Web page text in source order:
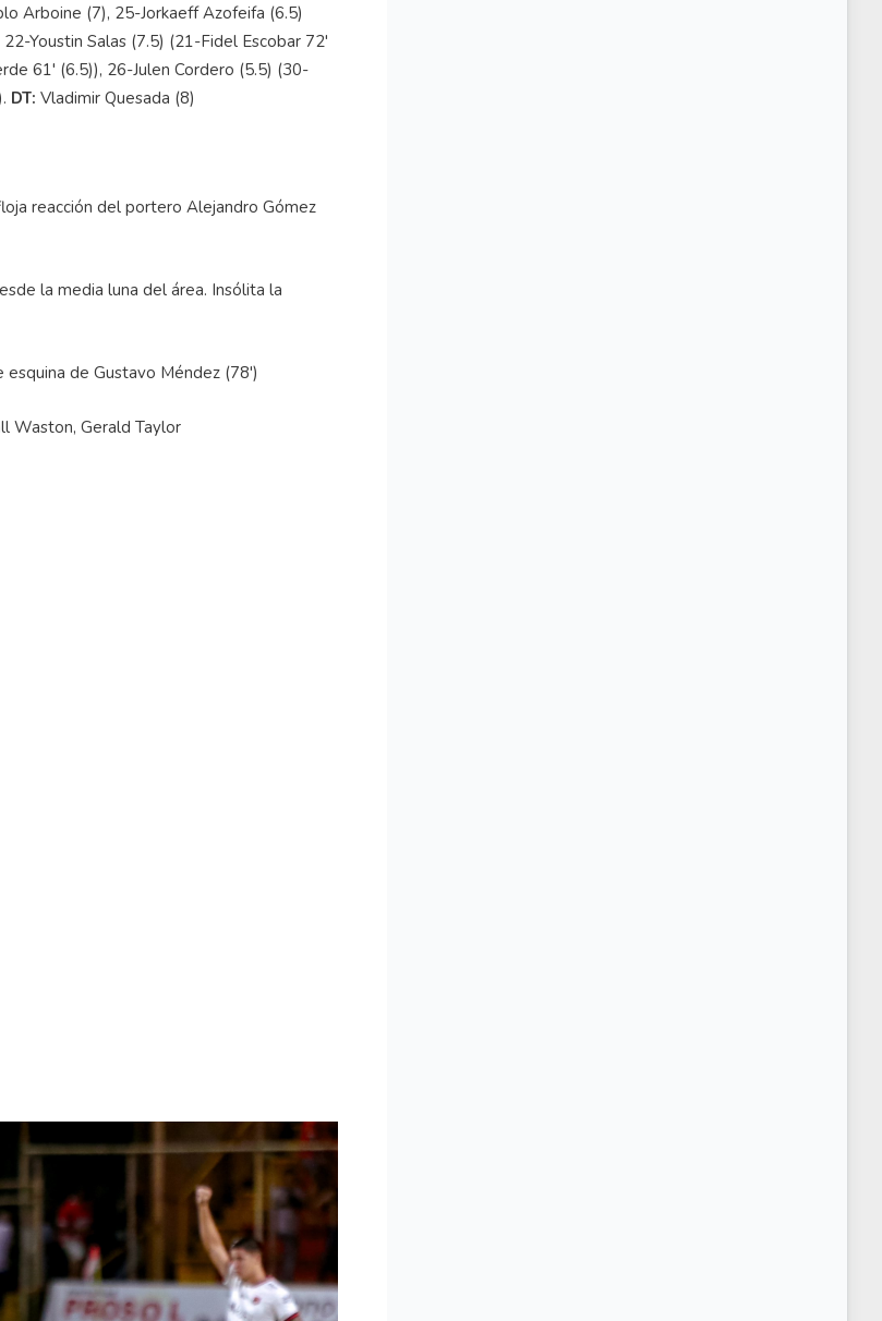
Arboine (7), 25-Jorkaeff Azofeifa (6.5)
Youstin Salas (7.5) (21-Fidel Escobar 72'
61' (6.5)), 26-Julen Cordero (5.5) (30-
DT: Vladimir Quesada (8)
reacción del portero Alejandro Gómez
la media luna del área. Insólita la
esquina de Gustavo Méndez (78')
Waston, Gerald Taylor